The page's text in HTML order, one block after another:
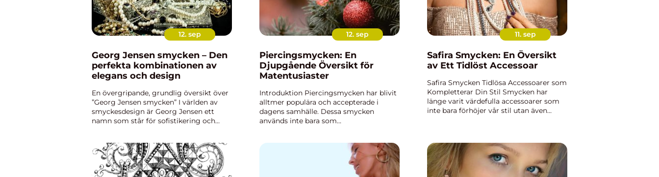
12. sep
Georg Jensen smycken – Den
perfekta kombinationen av
elegans och design
En övergripande, grundlig översikt över
”Georg Jensen smycken” I världen av
smyckesdesign är Georg Jensen ett
namn som står för sofistikering och
Jensen år 1904 i Köpenh...
12. sep
Piercingsmycken: En
Djupgående Översikt för
Matentusiaster
Introduktion Piercingsmycken har blivit
alltmer populära och accepterade i
dagens samhälle. Dessa smycken
används inte bara som
kommer vi att ge en grundlig översikt
11. sep
Safira Smycken: En Översikt
av Ett Tidlöst Accessoar
Safira Smycken Tidlösa Accessoarer som
Kompletterar Din Stil Smycken har
länge varit värdefulla accessoarer som
inte bara förhöjer vår stil utan även